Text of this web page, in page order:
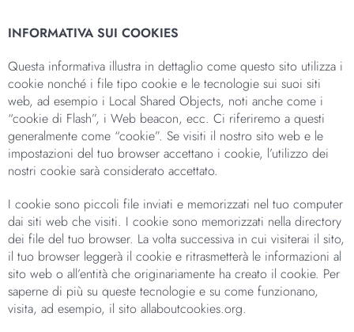
INFORMATIVA SUI COOKIES
Questa informativa illustra in dettaglio come questo sito utilizza i
cookie nonché i file tipo cookie e le tecnologie sui suoi siti
web, ad esempio i Local Shared Objects, noti anche come i
“cookie di Flash”, i Web beacon, ecc. Ci riferiremo a questi
generalmente come “cookie”. Se visiti il nostro sito web e le
impostazioni del tuo browser accettano i cookie, l’utilizzo dei
nostri cookie sarà considerato accettato.
I cookie sono piccoli file inviati e memorizzati nel tuo computer
dai siti web che visiti. I cookie sono memorizzati nella directory
dei file del tuo browser. La volta successiva in cui visiterai il sito,
il tuo browser leggerà il cookie e ritrasmetterà le informazioni al
sito web o all’entità che originariamente ha creato il cookie. Per
saperne di più su queste tecnologie e su come funzionano,
visita, ad esempio, il sito allaboutcookies.org.